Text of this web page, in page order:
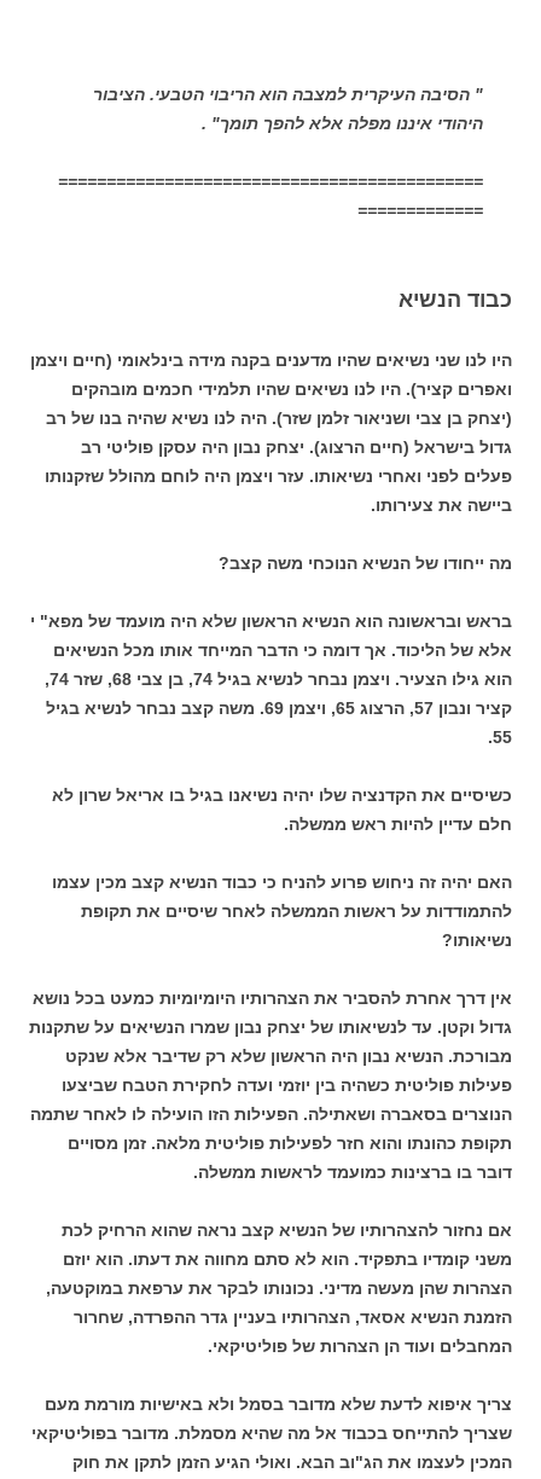
" הסיבה העיקרית למצבה הוא הריבוי הטבעי. הציבור
היהודי איננו מפלה אלא להפך תומך" .
============================================
=============
כבוד הנשיא
היו לנו שני נשיאים שהיו מדענים בקנה מידה בינלאומי (חיים ויצמן
ואפרים קציר). היו לנו נשיאים שהיו תלמידי חכמים מובהקים
(יצחק בן צבי ושניאור זלמן שזר). היה לנו נשיא שהיה בנו של רב
גדול בישראל (חיים הרצוג). יצחק נבון היה עסקן פוליטי רב
פעלים לפני ואחרי נשיאותו. עזר ויצמן היה לוחם מהולל שזקנותו
ביישה את צעירותו.
מה ייחודו של הנשיא הנוכחי משה קצב?
בראש ובראשונה הוא הנשיא הראשון שלא היה מועמד של מפא" י
אלא של הליכוד. אך דומה כי הדבר המייחד אותו מכל הנשיאים
הוא גילו הצעיר. ויצמן נבחר לנשיא בגיל 74, בן צבי 68, שזר 74,
קציר ונבון 57, הרצוג 65, ויצמן 69. משה קצב נבחר לנשיא בגיל
55.
כשיסיים את הקדנציה שלו יהיה נשיאנו בגיל בו אריאל שרון לא
חלם עדיין להיות ראש ממשלה.
האם יהיה זה ניחוש פרוע להניח כי כבוד הנשיא קצב מכין עצמו
להתמודדות על ראשות הממשלה לאחר שיסיים את תקופת
נשיאותו?
אין דרך אחרת להסביר את הצהרותיו היומיומיות כמעט בכל נושא
גדול וקטן. עד לנשיאותו של יצחק נבון שמרו הנשיאים על שתקנות
מבורכת. הנשיא נבון היה הראשון שלא רק שדיבר אלא שנקט
פעילות פוליטית כשהיה בין יוזמי ועדה לחקירת הטבח שביצעו
הנוצרים בסאברה ושאתילה. הפעילות הזו הועילה לו לאחר שתמה
תקופת כהונתו והוא חזר לפעילות פוליטית מלאה. זמן מסויים
דובר בו ברצינות כמועמד לראשות ממשלה.
אם נחזור להצהרותיו של הנשיא קצב נראה שהוא הרחיק לכת
משני קומדיו בתפקיד. הוא לא סתם מחווה את דעתו. הוא יוזם
הצהרות שהן מעשה מדיני. נכונותו לבקר את ערפאת במוקטעה,
הזמנת הנשיא אסאד, הצהרותיו בעניין גדר ההפרדה, שחרור
המחבלים ועוד הן הצהרות של פוליטיקאי.
צריך איפוא לדעת שלא מדובר בסמל ולא באישיות מורמת מעם
שצריך להתייחס בכבוד אל מה שהיא מסמלת. מדובר בפוליטיקאי
המכין לעצמו את הג"וב הבא. ואולי הגיע הזמן לתקן את חוק